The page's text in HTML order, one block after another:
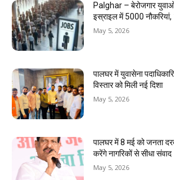
Palghar – बेरोजगार
इस्राइल में 5000
May 5, 2026
पालघर में युवासेना
विस्तार को मिली नई दिशा
May 5, 2026
पालघर में 8 मई को जनता
करेंगे नागरिकों से सीधा संवाद
May 5, 2026